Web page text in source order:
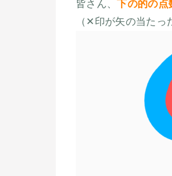
皆さん、下の的の点
（✕印が矢の当たっ